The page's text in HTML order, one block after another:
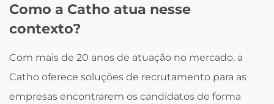
Como a Catho atua nesse
contexto?
Com mais de 20 anos de atuação no mercado, a
Catho oferece soluções de recrutamento para as
empresas encontrarem os candidatos de forma